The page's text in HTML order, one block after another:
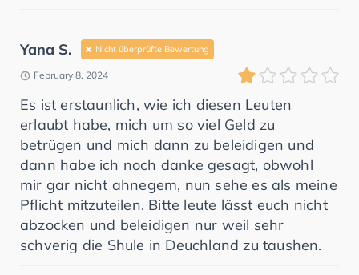
Yana S. Nicht überprüfte Bewertung
February 8, 2024
Es ist erstaunlich, wie ich diesen Leuten
erlaubt habe, mich um so viel Geld zu
betrügen und mich dann zu beleidigen und
dann habe ich noch danke gesagt, obwohl
mir gar nicht ahnegem, nun sehe es als meine
Pflicht mitzuteilen. Bitte leute lässt euch nicht
abzocken und beleidigen nur weil sehr
schverig die Shule in Deuchland zu taushen.